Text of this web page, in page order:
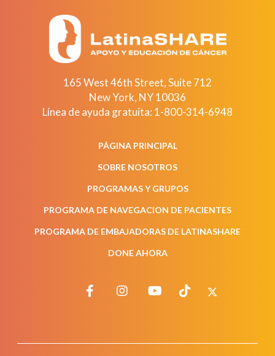
165 West 46th Street, Suite 712
New York, NY10036
Línea de ayuda gratuita: 1-800-314-6948
PÁGINA PRINCIPAL
SOBRE NOSOTROS
PROGRAMAS Y GRUPOS
PROGRAMA DE NAVEGACION DE PACIENTES
PROGRAMA DE EMBAJADORAS DE LATINASHARE
DONE AHORA